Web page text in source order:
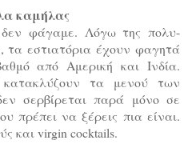
καμήλας
φάγαμε. Λόγω της πολυ-
τα εστιατόρια έχουν φαγητά
από Αμερική και Ινδία.
κατακλύζουν τα μενού των
σερβίρεται παρά μόνο σε
πρέπει να ξέρεις πια είναι.
και virgin cocktails.